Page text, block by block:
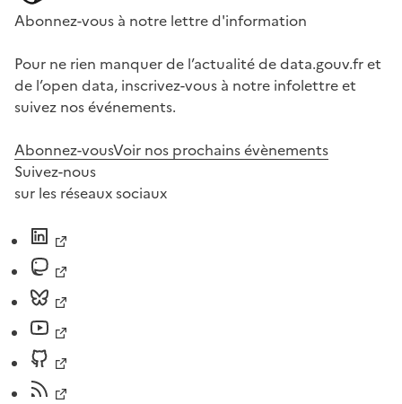
Abonnez-vous à notre lettre d'information
Pour ne rien manquer de l’actualité de data.gouv.fr et
de l’open data, inscrivez-vous à notre infolettre et
suivez nos événements.
Abonnez-vousVoir nos prochains évènements
Suivez-nous
sur les réseaux sociaux